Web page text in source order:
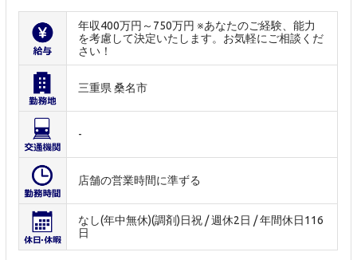
年収400万円～750万円 ※あなたのご経験、能力
を考慮して決定いたします。お気軽にご相談くだ
さい！
三重県 桑名市
-
店舗の営業時間に準ずる
なし(年中無休)(調剤)日祝 / 週休2日 / 年間休日116
日